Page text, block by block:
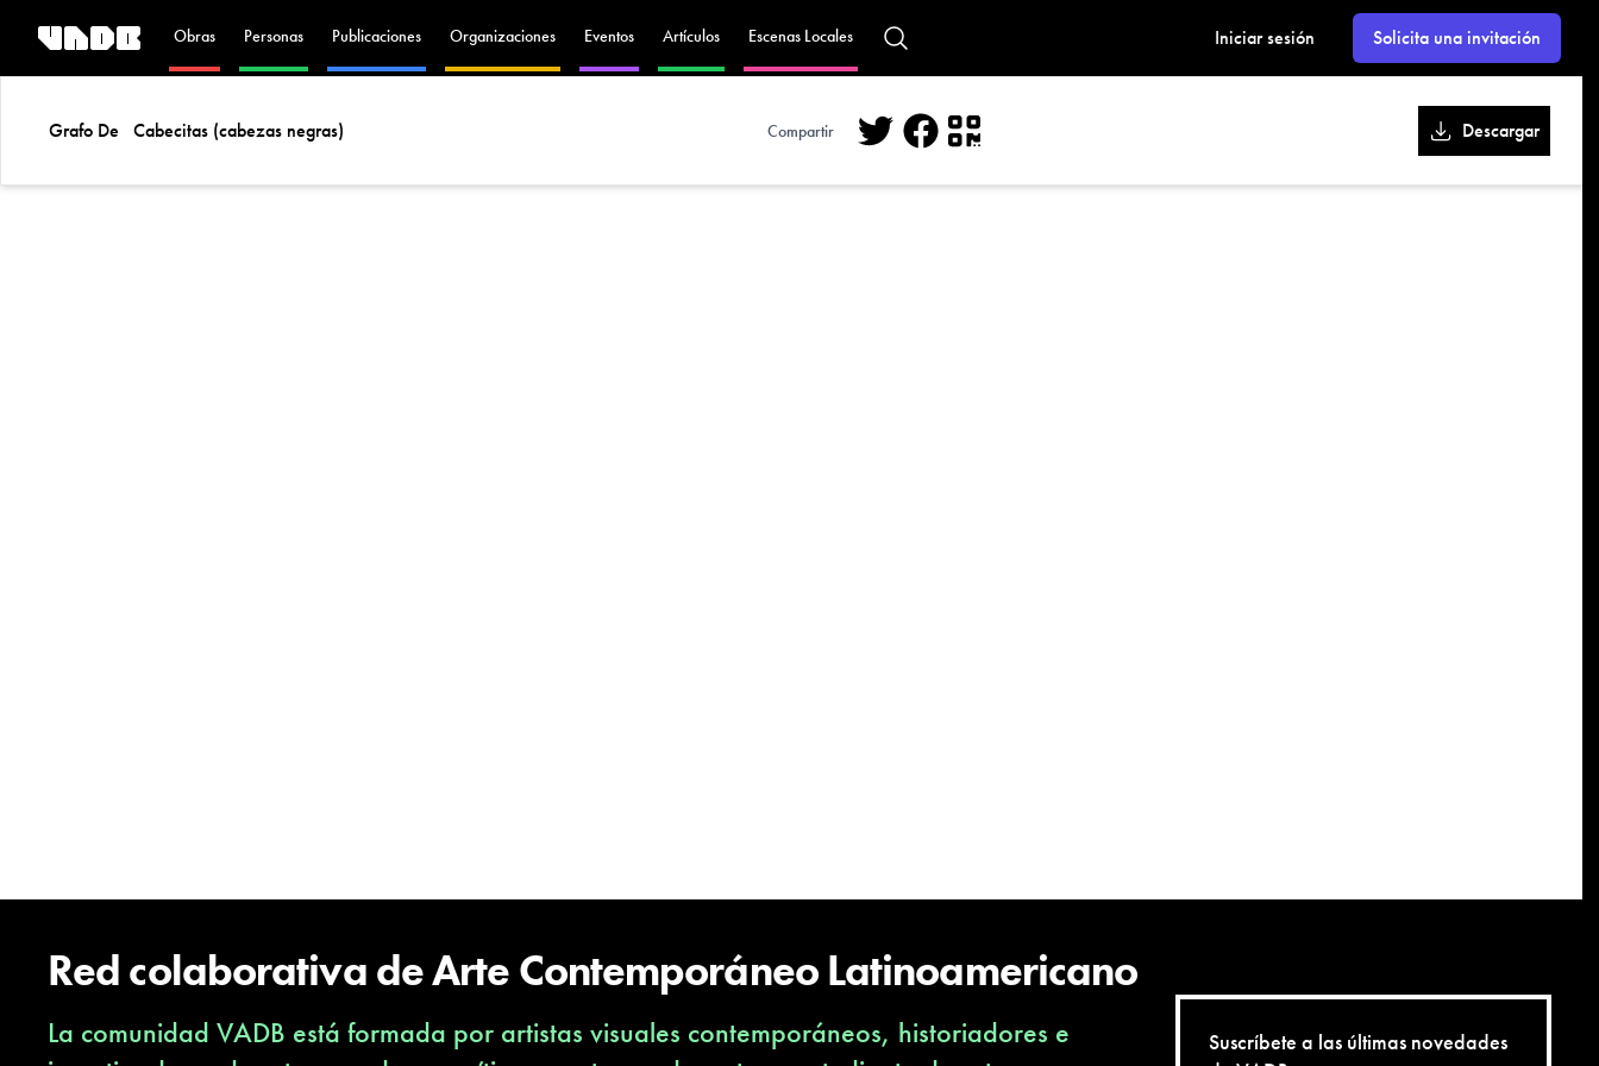
Obras Personas Publicaciones Organizaciones Eventos Artículos Escenas Locales Iniciar sesión Solicita una invitación
Grafo De Cabecitas (cabezas negras) Compartir Descargar
Red colaborativa de Arte Contemporáneo Latinoamericano
La comunidad VADB está formada por artistas visuales contemporáneos, historiadores e
Suscríbete a las últimas novedades